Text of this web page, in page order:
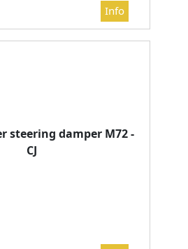
steering damper M72 -
CJ